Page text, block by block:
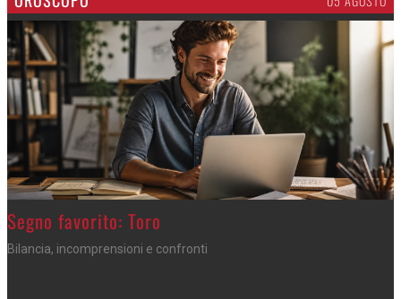
>
Segno favorito: Toro
Bilancia, incomprensioni e confronti